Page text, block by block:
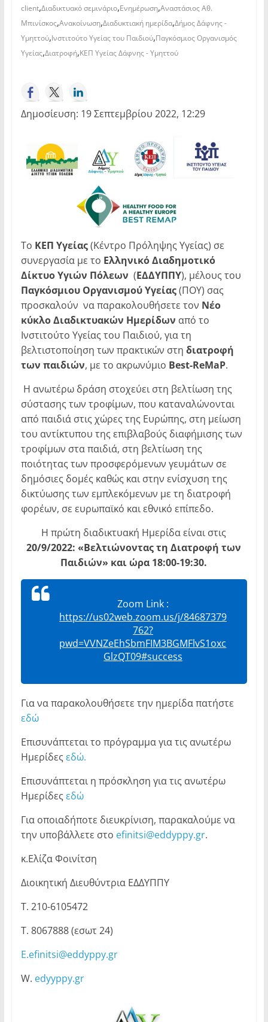
client,Διαδικτυακό σεμινάριο,Ενημέρωση,Αναστάσιος Αθ.
Μπινίσκος,Ανακοίνωση,Διαδυκτιακή ημερίδα,Δήμος Δάφνης -
Υμηττού,Ινστιτούτο Υγείας του Παιδιού,Παγκόσμιος Οργανισμός
Υγείας,Διατροφή,ΚΕΠ Υγείας Δάφνης - Υμηττού
Δημοσίευση: 19 Σεπτεμβρίου 2022, 12:29
Το ΚΕΠ Υγείας(Κέντρο Πρόληψης Υγείας) σε
συνεργασία με το Ελληνικό Διαδημοτικό
Δίκτυο Υγιών Πόλεων (ΕΔΔΥΠΠΥ), μέλους του
Παγκόσμιου Οργανισμού Υγείας(ΠΟΥ) σας
προσκαλούν να παρακολουθήσετε τον Νέο
κύκλο Διαδικτυακών Ημερίδων από το
Ινστιτούτο Υγείας του Παιδιού, για τη
βελτιστοποίηση των πρακτικών στη διατροφή
των παιδιών, με το ακρωνύμιο Best-ReMaP.
Η ανωτέρω δράση στοχεύει στη βελτίωση της
σύστασης των τροφίμων, που καταναλώνονται
από παιδιά στις χώρες της Ευρώπης, στη μείωση
του αντίκτυπου της επιβλαβούς διαφήμισης των
τροφίμων στα παιδιά, στη βελτίωση της
ποιότητας των προσφερόμενων γευμάτων σε
δημόσιες δομές καθώς και στην ενίσχυση της
δικτύωσης των εμπλεκόμενων με τη διατροφή
φορέων, σε ευρωπαϊκό και εθνικό επίπεδο.
Η πρώτη διαδικτυακή Ημερίδα είναι στις
20/9/2022: «Βελτιώνοντας τη Διατροφή των
Παιδιών» και ώρα 18:00-19:30.
Zoom Link :
https://us02web.zoom.us/j/84687379
762?
pwd=VVNZeEhSbmFIM3BGMFlvS1oxc
GlzQT09#success
Για να παρακολουθήσετε την ημερίδα πατήστε
εδώ
Επισυνάπτεται το πρόγραμμα για τις ανωτέρω
Ημερίδες εδώ.
Επισυνάπτεται η πρόσκληση για τις ανωτέρω
Ημερίδες εδώ
Για οποιαδήποτε διευκρίνιση, παρακαλούμε να
την υποβάλλετε στο efinitsi@eddyppy.gr.
κ.Ελίζα Φοινίτση
Διοικητική Διευθύντρια ΕΔΔΥΠΠΥ
Τ. 210-6105472
Τ. 8067888 (εσωτ 24)
Ε.efinitsi@eddyppy.gr
W. edyyppy.gr